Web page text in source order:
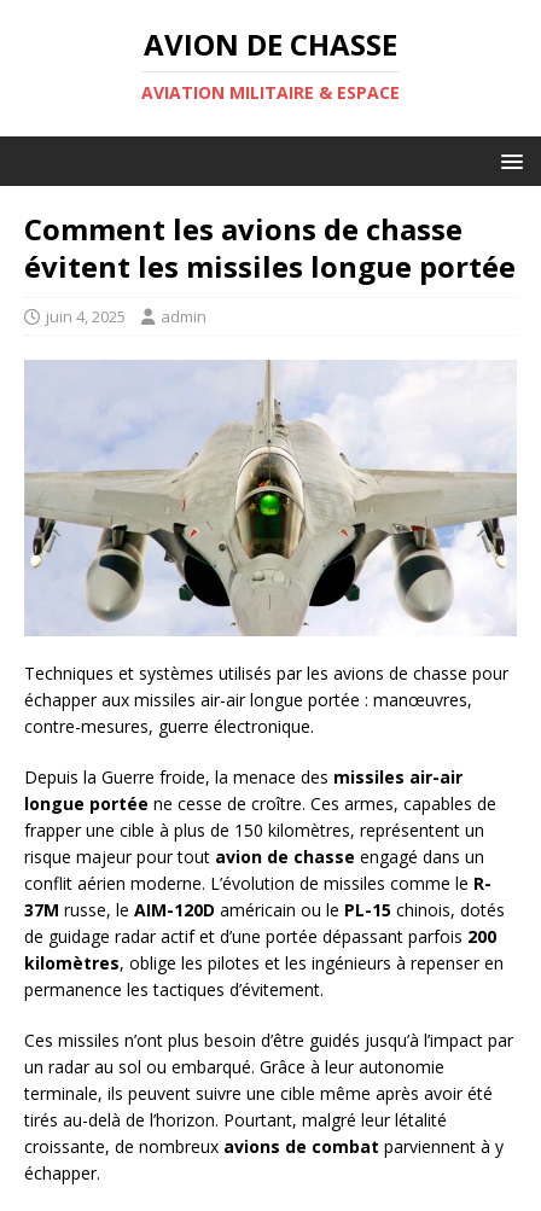
AVION DE CHASSE
AVIATION MILITAIRE & ESPACE
Comment les avions de chasse
évitent les missiles longue portée
juin 4, 2025 admin
Techniques et systèmes utilisés par les avions de chasse pour
échapper aux missiles air-air longue portée : manœuvres,
contre-mesures, guerre électronique.
Depuis la Guerre froide, la menace des missiles air-air
longue portée ne cesse de croître. Ces armes, capables de
frapper une cible à plus de 150 kilomètres, représentent un
risque majeur pour tout avion de chasse engagé dans un
conflit aérien moderne. L’évolution de missiles comme le R-
37M russe, le AIM-120D américain ou le PL-15 chinois, dotés
de guidage radar actif et d’une portée dépassant parfois 200
kilomètres, oblige les pilotes et les ingénieurs à repenser en
permanence les tactiques d’évitement.
Ces missiles n’ont plus besoin d’être guidés jusqu’à l’impact par
un radar au sol ou embarqué. Grâce à leur autonomie
terminale, ils peuvent suivre une cible même après avoir été
tirés au-delà de l’horizon. Pourtant, malgré leur létalité
croissante, de nombreux avions de combat parviennent à y
échapper.